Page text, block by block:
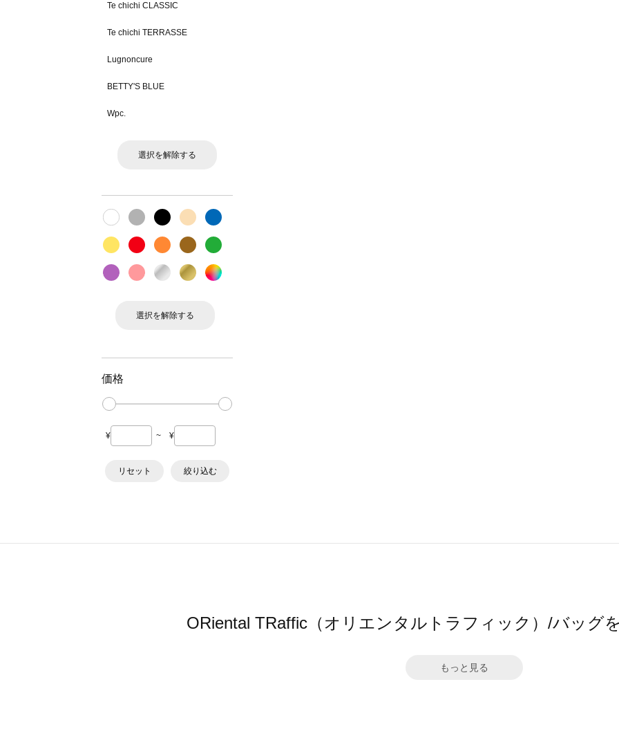
Te chichi CLASSIC
Te chichi TERRASSE
Lugnoncure
BETTY'S BLUE
Wpc.
選択を解除する
選択を解除する
価格
¥ ~ ¥
リセット 絞り込む
ORiental TRaffic（オリエンタルトラフィック）/バッグ
もっと見る